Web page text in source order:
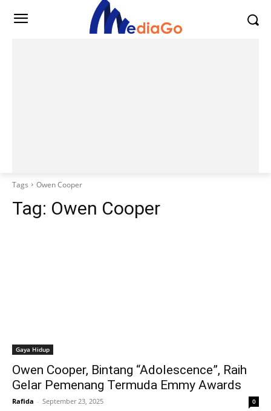
Tags Owen Cooper
Tag: Owen Cooper
Gaya Hidup
Owen Cooper, Bintang “Adolescence”, Raih
Gelar Pemenang Termuda Emmy Awards
Rafida - September 23, 2025 0